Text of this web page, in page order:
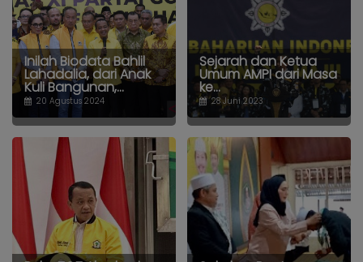
Inilah Biodata Bahlil
Lahadalia, dari Anak
Kuli Bangunan,...
20 Agustus 2024
Sejarah dan Ketua
Umum AMPI dari Masa
ke...
28 Juni 2023